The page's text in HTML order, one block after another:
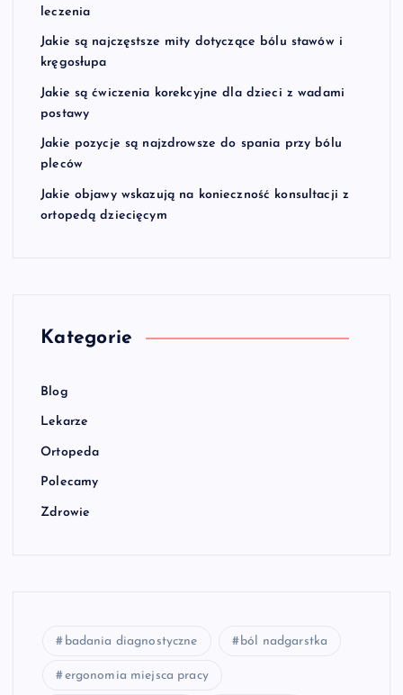
leczenia
Jakie są najczęstsze mity dotyczące bólu stawów i
kręgosłupa
Jakie są ćwiczenia korekcyjne dla dzieci z wadami
postawy
Jakie pozycje są najzdrowsze do spania przy bólu
pleców
Jakie objawy wskazują na konieczność konsultacji z
ortopedą dziecięcym
Kategorie
Blog
Lekarze
Ortopeda
Polecamy
Zdrowie
badania diagnostyczne ból nadgarstka
ergonomia miejsca pracy